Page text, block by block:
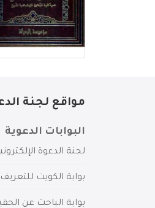
مواقع لجنة
البوابات الدعوية
لجنة الدعوة
بوابة الكويت
بوابة الباحث عن